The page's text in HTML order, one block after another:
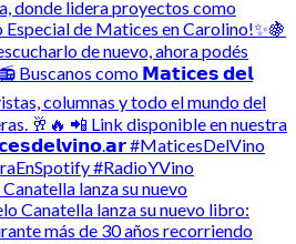
lanza su nuevo